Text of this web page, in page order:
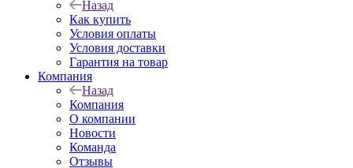
Назад
Как купить
Условия оплаты
Условия доставки
Гарантия на товар
Компания
Назад
Компания
О компании
Новости
Команда
Отзывы